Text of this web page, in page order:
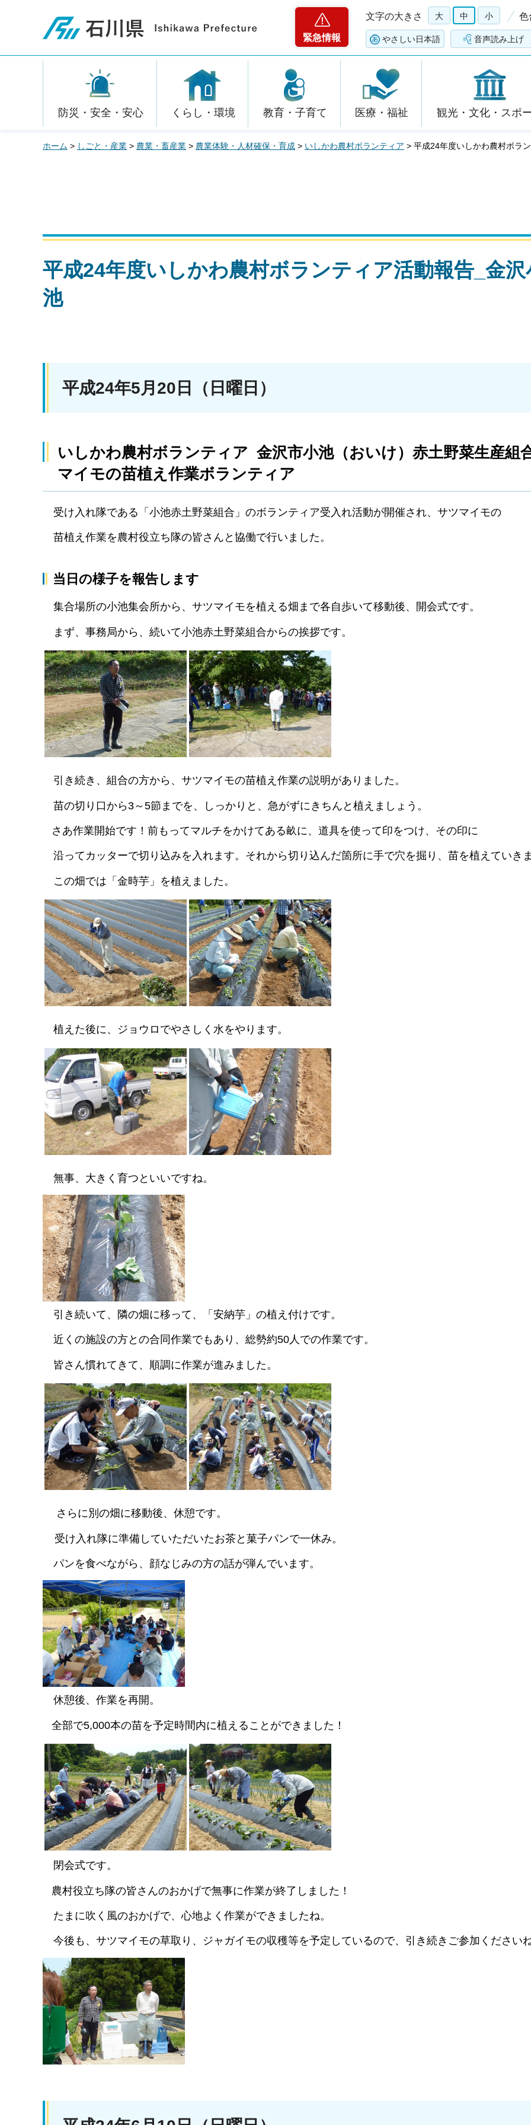
石川県
緊急情報
文字の大きさ 大 中 小 色
やさしい日本語 音声読み上げ
防災・安全・安心 くらし・環境 教育・子育て 医療・福祉 観光・文化・スポ
ホーム > しごと・産業 > 農業・畜産業 > 農業体験・人材確保・育成 > いしかわ農村ボランティア > 平成24年度いしかわ農村ボラ
平成24年度いしかわ農村ボランティア活動報告_金沢
池
平成24年5月20日（日曜日）
いしかわ農村ボランティア 金沢市小池（おいけ）赤土野菜生産組
マイモの苗植え作業ボランティア
受け入れ隊である「小池赤土野菜組合」のボランティア受入れ活動が開催され、サツマイモの
苗植え作業を農村役立ち隊の皆さんと協働で行いました。
当日の様子を報告します
集合場所の小池集会所から、サツマイモを植える畑まで各自歩いて移動後、開会式です。
まず、事務局から、続いて小池赤土野菜組合からの挨拶です。
引き続き、組合の方から、サツマイモの苗植え作業の説明がありました。
苗の切り口から3～5節までを、 しっかりと、急がずにきちんと植えましょう。
さあ作業開始です！前もってマルチをかけてある畝に、道具を使って印をつけ、その印に
沿って カッターで切り込みを入れます。それから切り込んだ箇所に手で穴を掘り、苗を植えていき
こ の畑では「金時芋」を植えました。
植えた後に、ジョウロでやさしく水をやります。
無事、大きく育つといいですね。
引き続いて、隣の畑に移って、「安納芋」の植え付けです。
近くの施設の方との合同作業でもあり、総勢約50人での作業です。
皆さん慣れてきて、順調に作業が進みました。
さらに別の畑に移動後、休憩です。
受け入れ隊に準備していただいたお茶と菓子パンで一休み。
パンを食べながら 、顔なじみの方の話が弾んでいます。
休憩後、作業を再開。
全部で5,000本の苗を予定時間内に植えることができました！
閉会式です。
農村役立ち隊の皆さんのおかげで無事に作業が終了しました！
たま に吹く風のおかげで、心地よく作業ができましたね。
今後 も、サツマイモの草取り、ジャガイモの収穫等を予定しているので、引き続きご参加ください